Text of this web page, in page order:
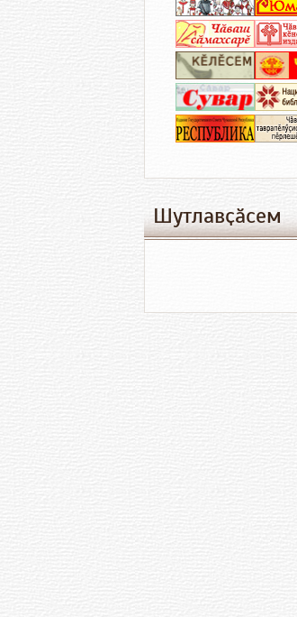
Шутлавҫӑсем